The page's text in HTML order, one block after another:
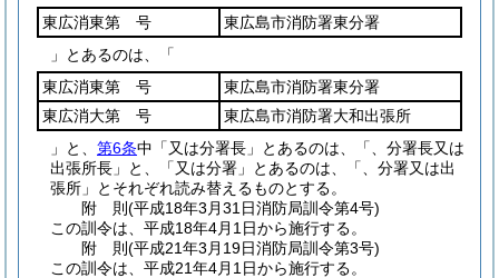
東広消東第 号
東広島市消防署東分署
」とあるのは、「
東広消東第 号
東広島市消防署東分署
東広消大第 号
東広島市消防署大和出張所
」と、 第6条中「又は分署長」とあるのは、「、分署長又は
出張所長」と、「又は分署」とあるのは、「、分署又は出
張所」とそれぞれ読み替えるものとする。
附 則(平成18年3月31日消防局訓令第4号)
この訓令は、平成18年4月1日から施行する。
附 則(平成21年3月19日消防局訓令第3号)
この訓令は、平成21年4月1日から施行する。